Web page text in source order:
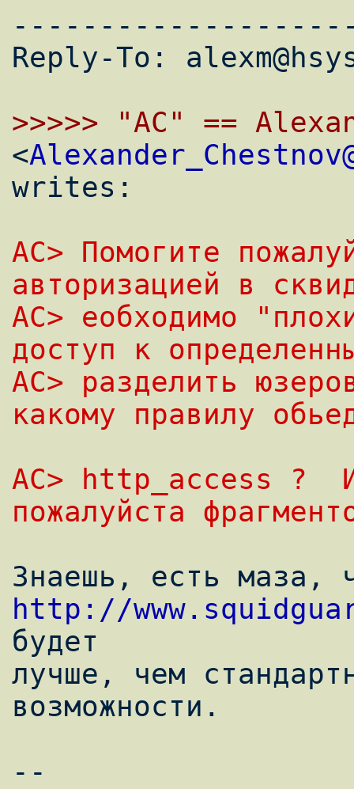
Reply-To:
>>>>> "AC" ==
<
writes:
AC> Помогите
авторизацией в
AC> еобходимо
доступ к
AC> разделить
какому правилу
AC> http_access ?
пожалуйста
http://
будет
лучше, чем
возможности.
--